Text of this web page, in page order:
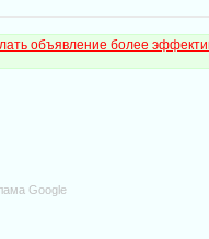
объявление более
Google